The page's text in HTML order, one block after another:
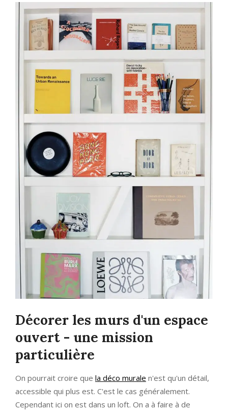
Décorer les murs d'un espace
ouvert - une mission
particulière
On pourrait croire que la déco murale n'est qu'un détail,
accessible qui plus est. C'est le cas généralement.
Cependant ici on est dans un loft. On a à faire à de